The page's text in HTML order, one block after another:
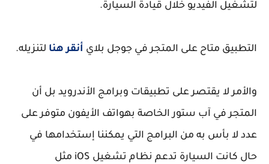
لتشغيل الفيديو خلال قيادة السيارة.
التطبيق متاح على المتجر في جوجل بلاي أنقر هنا لتنزيله.
والأمر لا يقتصر على تطبيقات وبرامج الأندرويد بل أن
المتجر في آب ستور الخاصة بهواتف الأيفون متوفر على
عدد لا بأس به من البرامج التي يمكننا إستخدامها في
حال كانت السيارة تدعم نظام تشغيل iOS مثل